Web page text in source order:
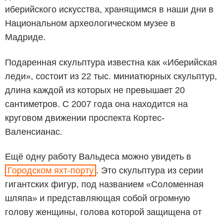
иберийского искусства, хранящимся в наши дни в
Национальном археологическом музее в
Мадриде.
Подаренная скульптура известна как «Иберийская
леди», состоит из 22 тыс. миниатюрных скульптур,
длина каждой из которых не превышает 20
сантиметров. С 2007 года она находится на
круговом движении проспекта Кортес-
Валенсианас.
Ещё одну работу Вальдеса можно увидеть в
Городском яхт-порту . Это скульптура из серии
гигантских фигур, под названием «Соломенная
шляпа» и представляющая собой огромную
голову женщины, голова которой защищена от